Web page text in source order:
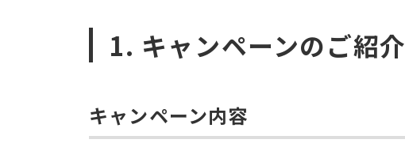
1. キャンペーンのご紹介
キャンペーン内容